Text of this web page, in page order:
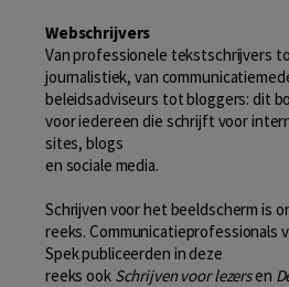
Webschrijvers
Van professionele tekstschrijvers
journalistiek, van
beleidsadviseurs tot bloggers: dit
voor iedereen die schrijft voor
sites, blogs
en sociale media.
Schrijven voor het beeldscherm is
reeks. Communicatieprofessionals
Spek publiceerden in deze
reeks ook Schrijven voor lezersen